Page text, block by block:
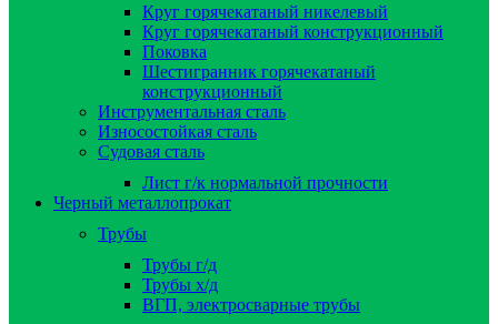
Круг горячекатаный никелевый
Круг горячекатаный конструкционный
Поковка
Шестигранник горячекатаный
конструкционный
Инструментальная сталь
Износостойкая сталь
Судовая сталь
Лист г/к нормальной прочности
Черный металлопрокат
Трубы
Трубы г/д
Трубы х/д
ВГП, электросварные трубы